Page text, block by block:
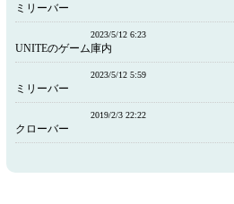
ミリーバー
2023/5/12 6:23
UNITEのゲーム庫内
2023/5/12 5:59
ミリーバー
2019/2/3 22:22
クローバー